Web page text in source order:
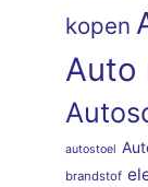
kopen
Auto
autostoel
brandstof